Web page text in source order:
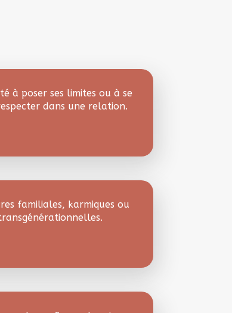
à poser ses limites ou à se
dans une relation.
familiales, karmiques ou